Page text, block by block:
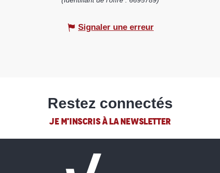
Signaler une erreur
Restez connectés
JE M'INSCRIS À LA NEWSLETTER